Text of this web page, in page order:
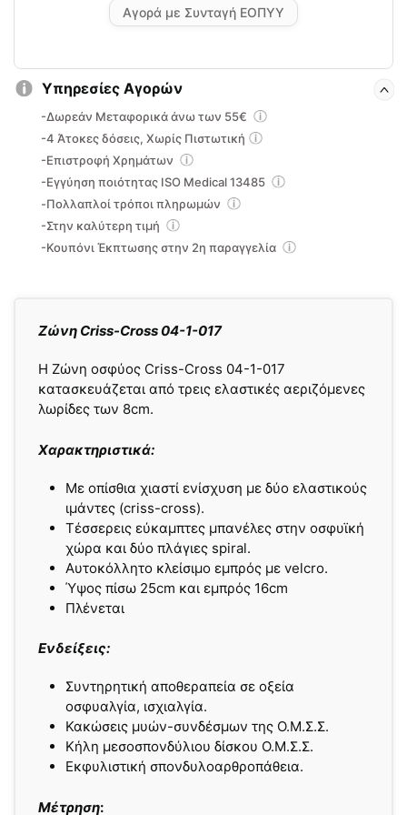
Ζώνη Criss-Cross 04-1-017
H Ζώνη οσφύος Criss-Cross 04-1-017
κατασκευάζεται από τρεις ελαστικές αεριζόμενες
λωρίδες των 8cm.
Χαρακτηριστικά:
Με οπίσθια χιαστί ενίσχυση με δύο ελαστικούς
ιμάντες (criss-cross).
Τέσσερεις εύκαμπτες μπανέλες στην οσφυϊκή
χώρα και δύο πλάγιες spiral.
Αυτοκόλλητο κλείσιμο εμπρός με velcro.
Ύψος πίσω 25cm και εμπρός 16cm
Πλένεται
Ενδείξεις:
Συντηρητική αποθεραπεία σε οξεία
οσφυαλγία, ισχιαλγία.
Κακώσεις μυών-συνδέσμων της Ο.Μ.Σ.Σ.
Κήλη μεσοσπονδύλιου δίσκου Ο.Μ.Σ.Σ.
Εκφυλιστική σπονδυλοαρθροπάθεια.
Μέτρηση:
Αγορά με Συνταγή ΕΟΠΥΥ
Υπηρεσίες Αγορών
-Δωρεάν Μεταφορικά άνω των 55€
-4 Άτοκες δόσεις, Χωρίς Πιστωτική
-Επιστροφή Χρημάτων
-Εγγύηση ποιότητας ISO Medical 13485
-Πολλαπλοί τρόποι πληρωμών
-Στην καλύτερη τιμή
-Κουπόνι Έκπτωσης στην 2η παραγγελία